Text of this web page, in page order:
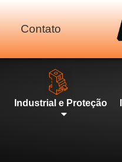
Contato
Industrial e Proteção